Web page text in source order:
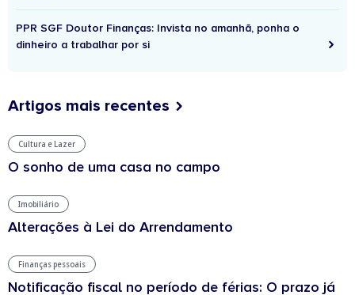
PPR SGF Doutor Finanças: Invista no amanhã, ponha o
dinheiro a trabalhar por si
Artigos mais recentes
Cultura e Lazer
O sonho de uma casa no campo
Imobiliário
Alterações à Lei do Arrendamento
Finanças pessoais
Notificação fiscal no período de férias: O prazo já